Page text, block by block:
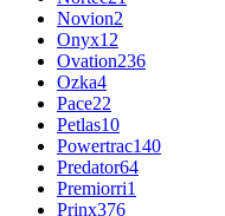
Novion2
Onyx12
Ovation236
Ozka4
Pace22
Petlas10
Powertrac140
Predator64
Premiorri1
Prinx376